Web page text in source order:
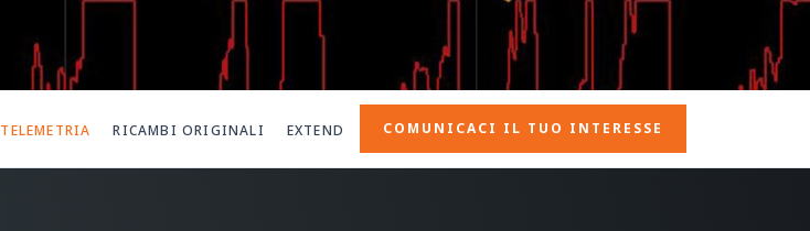
TELEMETRIA RICAMBI ORIGINALI EXTENDED WARRANTY OR EXTENDED SERVICE CONTRACT
COMUNICACI IL TUO INTERESSE